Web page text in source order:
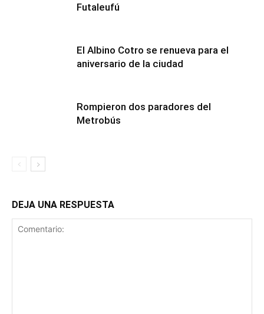
Futaleufú
El Albino Cotro se renueva para el
aniversario de la ciudad
Rompieron dos paradores del
Metrobús
DEJA UNA RESPUESTA